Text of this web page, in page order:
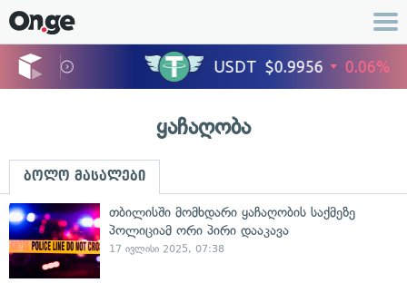
ყაჩაღობა
ბოლო მასალები
თბილისში მომხდარი ყაჩაღობის საქმეზე
პოლიციამ ორი პირი დააკავა
17 ივლისი 2025, 07:38